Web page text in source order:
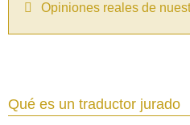
Opiniones reales de
Qué es un traductor jurado